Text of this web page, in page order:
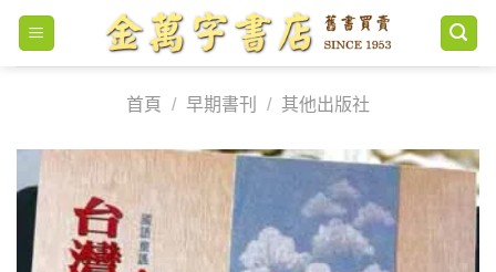
Skip
content
首頁
/ 早期書刊 / 其他出版社